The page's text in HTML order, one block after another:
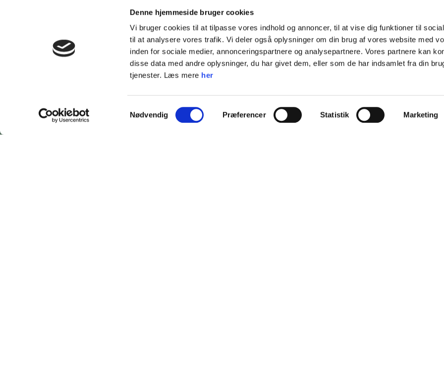
Denne hjemmeside bruger cookies
Vi bruger cookies til at tilpasse vores indhold og annoncer, til at vise dig funktioner til
til at analysere vores trafik. Vi deler også oplysninger om din brug af vores website med
inden for sociale medier, annonceringspartnere og analysepartnere. Vores partnere kan
disse data med andre oplysninger, du har givet dem, eller som de har indsamlet fra din
tjenester. Læs mere her
Samtykkevalg
Nødvendig Præferencer Statistik Marketing